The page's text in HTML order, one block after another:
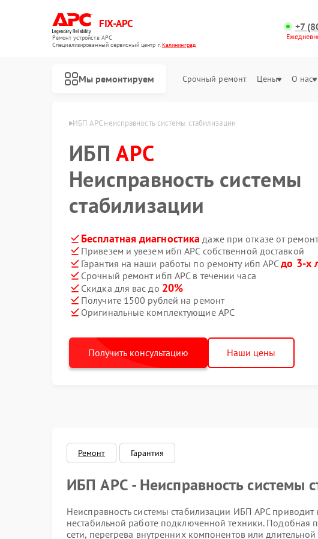
FIX-APC
Ремонт устройств APC
Специализированный cервисный центр г.Калининград
+7
Мы ремонтируем Срочный ремонт Цены О нас
ИБП APC неисправность системы стабилизации
ИБПAPC
Неисправность системы
стабилизации
Бесплатная диагностика даже при отказе от
Привезем и увезем ибп APC собственной доставкой
Гарантия на наши работы по ремонту ибп APCдо 3-х
Срочный ремонт ибп APC в течении часа
Скидка для вас до 20%
Получите 1500 рублей на ремонт
Оригинальные комплектующие APC
Получить консультацию Наши цены
Ремонт Гарантия
ИБП APC - Неисправность системы
Неисправность системы стабилизации ИБП APC
нестабильной работе подключенной техники. Подобная
сети, перегрева внутренних компонентов или